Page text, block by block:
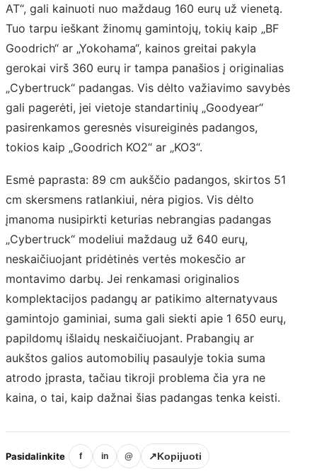
AT“, gali kainuoti nuo maždaug 160 eurų už vienetą.
Tuo tarpu ieškant žinomų gamintojų, tokių kaip „BF
Goodrich“ ar „Yokohama“, kainos greitai pakyla
gerokai virš 360 eurų ir tampa panašios į originalias
„Cybertruck“ padangas. Vis dėlto važiavimo savybės
gali pagerėti, jei vietoje standartinių „Goodyear“
pasirenkamos geresnės visureiginės padangos,
tokios kaip „Goodrich KO2“ ar „KO3“.
Esmė paprasta: 89 cm aukščio padangos, skirtos 51
cm skersmens ratlankiui, nėra pigios. Vis dėlto
įmanoma nusipirkti keturias nebrangias padangas
„Cybertruck“ modeliui maždaug už 640 eurų,
neskaičiuojant pridėtinės vertės mokesčio ar
montavimo darbų. Jei renkamasi originalios
komplektacijos padangų ar patikimo alternatyvaus
gamintojo gaminiai, suma gali siekti apie 1 650 eurų,
papildomų išlaidų neskaičiuojant. Prabangių ar
aukštos galios automobilių pasaulyje tokia suma
atrodo įprasta, tačiau tikroji problema čia yra ne
kaina, o tai, kaip dažnai šias padangas tenka keisti.
Pasidalinkite f in @ ↗Kopijuoti